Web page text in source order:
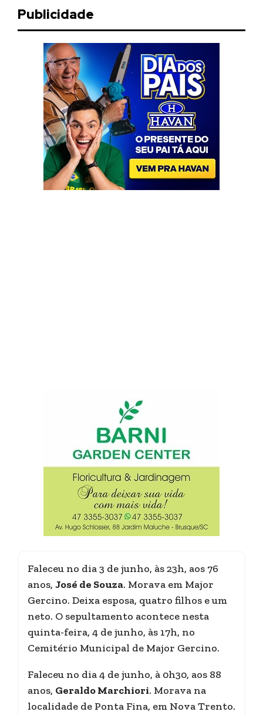
Publicidade
Faleceu no dia 3 de junho, às 23h, aos 76
anos, José de Souza. Morava em Major
Gercino. Deixa esposa, quatro filhos e um
neto. O sepultamento acontece nesta
quinta-feira, 4 de junho, às 17h, no
Cemitério Municipal de Major Gercino.
Faleceu no dia 4 de junho, à 0h30, aos 88
anos, Geraldo Marchiori. Morava na
localidade de Ponta Fina, em Nova Trento.